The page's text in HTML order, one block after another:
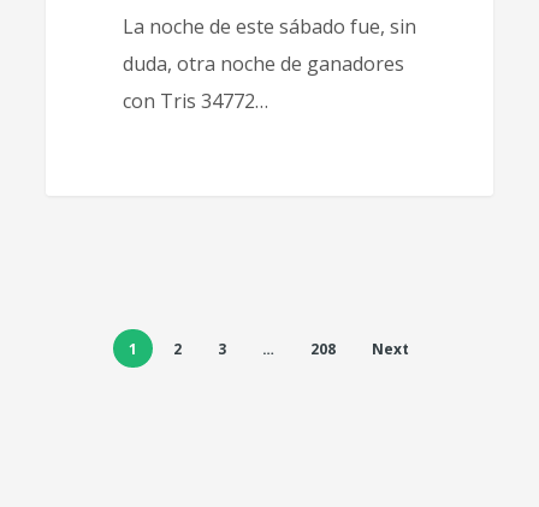
La noche de este sábado fue, sin
duda, otra noche de ganadores
con Tris 34772…
1 2 3 … 208 Next